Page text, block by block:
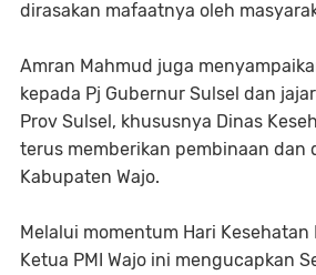
dirasakan mafaatnya oleh
Amran Mahmud juga
kepada Pj Gubernur Sulsel dan
Prov Sulsel, khususnya Dinas
terus memberikan pembinaan dan
Kabupaten Wajo.
Melalui momentum Hari Kesehatan
Ketua PMI Wajo ini mengucapkan